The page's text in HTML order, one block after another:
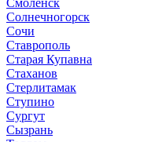
Солнечногорск
Сочи
Ставрополь
Старая Купавна
Стаханов
Стерлитамак
Ступино
Сургут
Сызрань